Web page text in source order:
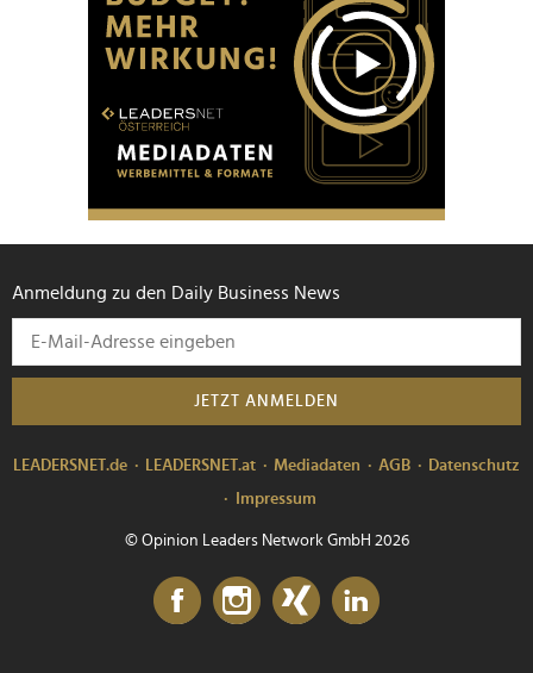
Anmeldung zu den Daily Business News
JETZT ANMELDEN
LEADERSNET.de LEADERSNET.at Mediadaten AGB
Datenschutz
Impressum
© Opinion Leaders Network GmbH 2026